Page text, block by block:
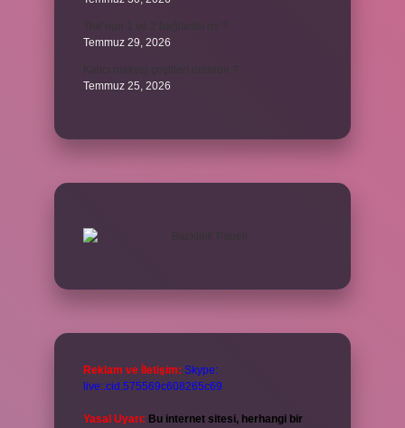
Temmuz 29, 2026
Temmuz 25, 2026
Reklam ve İletişim: Skype:
live:.cid.575569c608265c69
Yasal Uyarı: Bu internet sitesi, herhangi bir